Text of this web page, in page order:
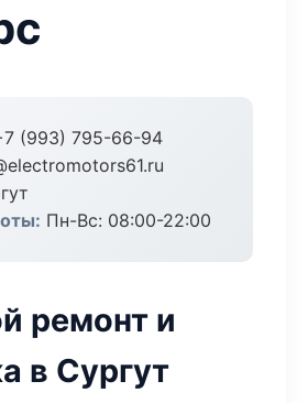
(993) 795-66-94
Пн-Вс: 08:00-22:00
ремонт и
в Сургут